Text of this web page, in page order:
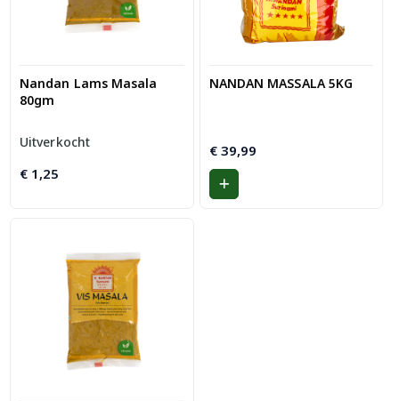
Nandan Lams Masala
80gm
Uitverkocht
€ 1,25
NANDAN MASSALA 5KG
€39,99